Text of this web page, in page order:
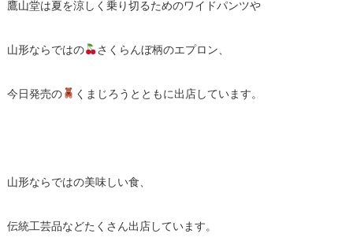
鷹山堂は夏を涼しく乗り切るためのワイドパンツや
山形ならではの さくらんぼ柄のエプロン、
今日発売の くまじろうとともに出店しています。
山形ならではの美味しい食、
伝統工芸品などたくさん出店しています。